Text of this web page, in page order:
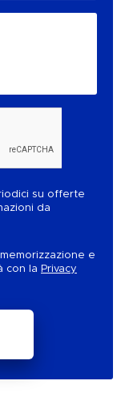
su offerte
da
e
con la Privacy